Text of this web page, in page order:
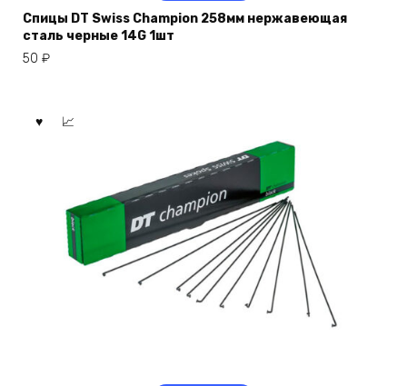
Спицы DT Swiss Champion 258мм нержавеющая
сталь черные 14G 1шт
50 ₽